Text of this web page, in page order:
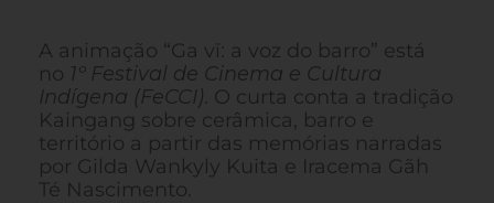
A animação “Ga vī: a voz do barro” está
no 1º Festival de Cinema e Cultura
Indígena (FeCCI). O curta conta a tradição
Kaingang sobre cerâmica, barro e
território a partir das memórias narradas
por Gilda Wankyly Kuita e Iracema Gãh
Té Nascimento.